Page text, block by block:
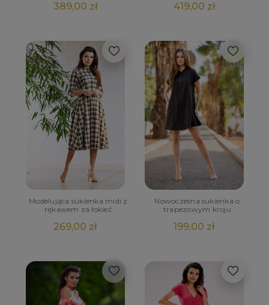
389,00 zł 419,00 zł
Modelująca sukienka midi z
rękawem za łokieć
269,00 zł
Nowoczesna sukienka o
trapezowym kroju
199,00 zł